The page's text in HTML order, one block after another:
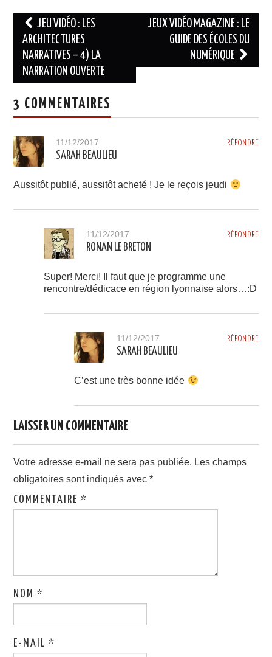
Navigation
des
articles
JEU VIDÉO : LES
ARCHITECTURES
NARRATIVES – 4) LA
NARRATION OUVERTE
JEUX VIDÉO MAGAZINE : LE
GUIDE DES ÉCOLES DU
NUMÉRIQUE
3 COMMENTAIRES
RÉPONDRE
11/12/2017
SARAH BEAULIEU
Aussitôt publié, aussitôt acheté ! Je le reçois jeudi
RÉPONDRE
11/12/2017
RONAN LE BRETON
Super! Merci! Il faut que je programme une
rencontre/dédicace en région lyonnaise alors…:D
RÉPONDRE
11/12/2017
SARAH BEAULIEU
C’est une très bonne idée
LAISSER UN COMMENTAIRE
Votre adresse e-mail ne sera pas publiée. Les champs
obligatoires sont indiqués avec*
COMMENTAIRE*
NOM*
E-MAIL*